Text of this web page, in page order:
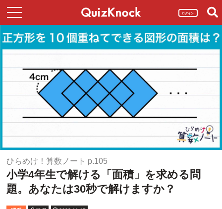
ログイン
ひらめけ！算数ノート p.105
小学4年生で解ける「面積」を求める問
題。あなたは30秒で解けますか？